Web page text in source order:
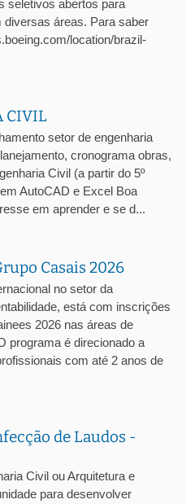
seletivos abertos para
diversas áreas. Para saber
location/brazil-
CIVIL
setor de engenharia
cronograma obras,
Civil (a partir do 5º
AutoCAD e Excel Boa
em aprender e se d...
Casais 2026
no setor da
está com inscrições
2026 nas áreas de
programa é direcionado a
com até 2 anos de
de Laudos -
Civil ou Arquitetura e
para desenvolver